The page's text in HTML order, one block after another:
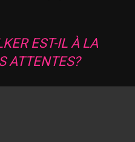
EST-IL À LA
ATTENTES?